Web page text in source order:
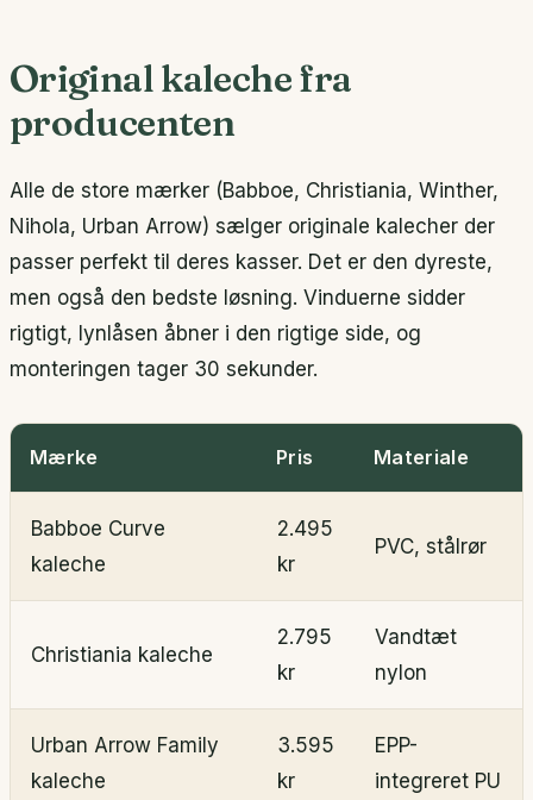
Original kaleche fra
producenten
Alle de store mærker (Babboe, Christiania, Winther,
Nihola, Urban Arrow) sælger originale kalecher der
passer perfekt til deres kasser. Det er den dyreste,
men også den bedste løsning. Vinduerne sidder
rigtigt, lynlåsen åbner i den rigtige side, og
monteringen tager 30 sekunder.
Mærke Pris Materiale
Babboe Curve
kaleche
2.495
kr
PVC, stålrør
Christiania kaleche
2.795
kr
Vandtæt
nylon
Urban Arrow Family
kaleche
3.595
kr
EPP-
integreret PU